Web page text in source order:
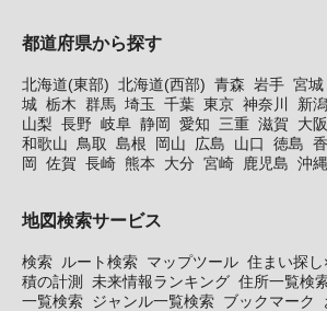
都道府県から探す
北海道(東部) 北海道(西部) 青森 岩手 宮城
城 栃木 群馬 埼玉 千葉 東京 神奈川 新潟
山梨 長野 岐阜 静岡 愛知 三重 滋賀 大阪
和歌山
鳥取 島根 岡山 広島 山口 徳島
岡
佐賀 長崎 熊本 大分 宮崎 鹿児島 沖縄
地図検索サービス
検索 ルート検索 マップツール 住まい探し
積の計測
未来情報ランキング 住所一覧検
一覧検索 ジャンル一覧検索 ブックマーク